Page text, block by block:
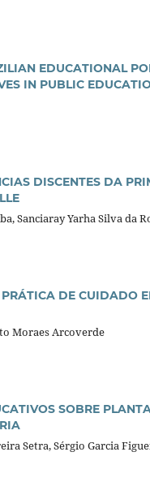
EDUCATIONAL
IN PUBLIC
DISCENTES DA
Sanciaray Yarha Silva da
DE CUIDADO
Moraes Arcoverde
SOBRE
Setra, Sérgio Garcia